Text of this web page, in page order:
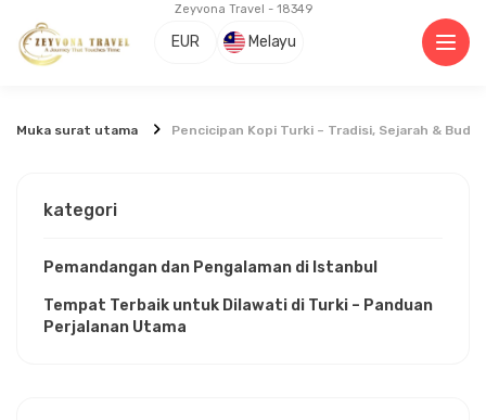
Zeyvona Travel - 18349
EUR Melayu
Muka surat utama Pencicipan Kopi Turki – Tradisi, Sejarah &
kategori
Pemandangan dan Pengalaman di Istanbul
Tempat Terbaik untuk Dilawati di Turki – Panduan
Perjalanan Utama